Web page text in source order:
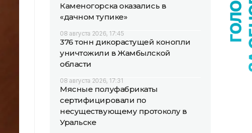
Каменогорска оказались в
«дачном тупике»
08 августа 2026, 17:45
376 тонн дикорастущей конопли
уничтожили в Жамбылской
области
08 августа 2026, 17:31
Мясные полуфабрикаты
сертифицировали по
несуществующему протоколу в
Уральске